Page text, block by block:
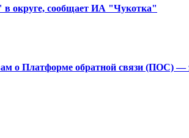
округе, сообщает ИА "Чукотка"
о Платформе обратной связи (ПОС)